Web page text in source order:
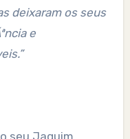
deixaram os seus
e